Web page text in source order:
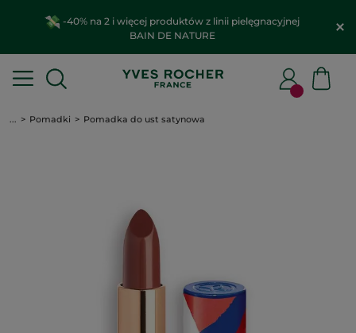
-40% na 2 i więcej produktów z linii pielęgnacyjnej
BAIN DE NATURE
... Pomadki Pomadka do ust satynowa